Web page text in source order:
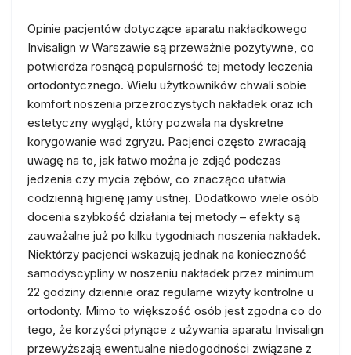
Opinie pacjentów dotyczące aparatu nakładkowego
Invisalign w Warszawie są przeważnie pozytywne, co
potwierdza rosnącą popularność tej metody leczenia
ortodontycznego. Wielu użytkowników chwali sobie
komfort noszenia przezroczystych nakładek oraz ich
estetyczny wygląd, który pozwala na dyskretne
korygowanie wad zgryzu. Pacjenci często zwracają
uwagę na to, jak łatwo można je zdjąć podczas
jedzenia czy mycia zębów, co znacząco ułatwia
codzienną higienę jamy ustnej. Dodatkowo wiele osób
docenia szybkość działania tej metody – efekty są
zauważalne już po kilku tygodniach noszenia nakładek.
Niektórzy pacjenci wskazują jednak na konieczność
samodyscypliny w noszeniu nakładek przez minimum
22 godziny dziennie oraz regularne wizyty kontrolne u
ortodonty. Mimo to większość osób jest zgodna co do
tego, że korzyści płynące z używania aparatu Invisalign
przewyższają ewentualne niedogodności związane z